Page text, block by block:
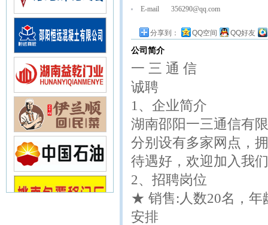
E-mail 356290@qq.com
分享到： QQ空间 QQ好友
公司简介
一 三 通 信
诚聘
1、企业简介
湖南邵阳一三通信有
分别设有多家网点，
待遇好，欢迎加入我
2、招聘岗位
★ 销售:人数20名，年
安排